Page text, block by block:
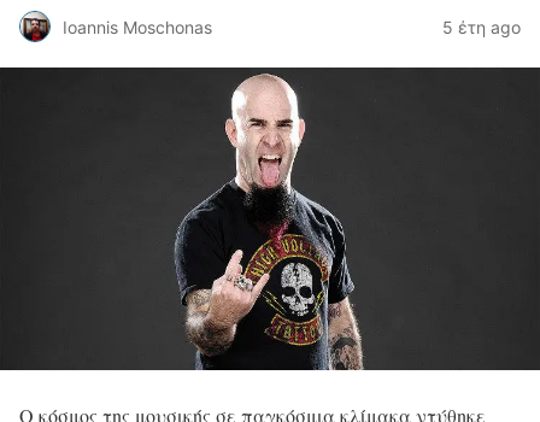
Ioannis Moschonas 5 έτη ago
Ο κόσμος της μουσικής σε παγκόσμια κλίμακα ντύθηκε